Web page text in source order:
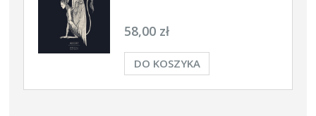
58,00 zł
DO KOSZYKA